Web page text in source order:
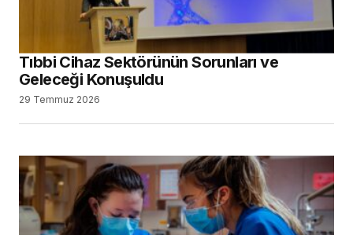
Tıbbi Cihaz Sektörünün Sorunları ve
Geleceği Konuşuldu
29 Temmuz 2026